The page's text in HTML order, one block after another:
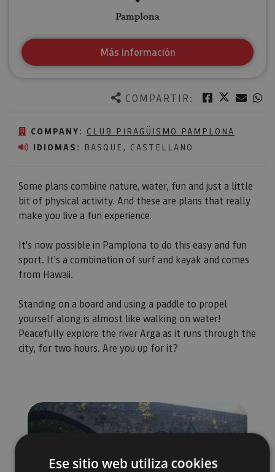
COMPARTIR: Facebook
Twitter
COMPANY: CLUB PIRAGÜISMO PAMPLONA
IDIOMAS: BASQUE, CASTELLANO
Some plans combine nature, water, fun and just a little
bit of physical activity. And these are plans that really
make you live a fun experience.
It's now possible in Pamplona to do this easy and fun
sport. It's a combination of surf and kayak and comes
from Hawaii.
Standing on a board and using a paddle to propel
yourself along is almost like walking on water!
Peacefully explore the river Arga as it runs through the
city, for two hours. Are you up for it?
Pamplona
Más información
Ese sitio web utiliza cookies